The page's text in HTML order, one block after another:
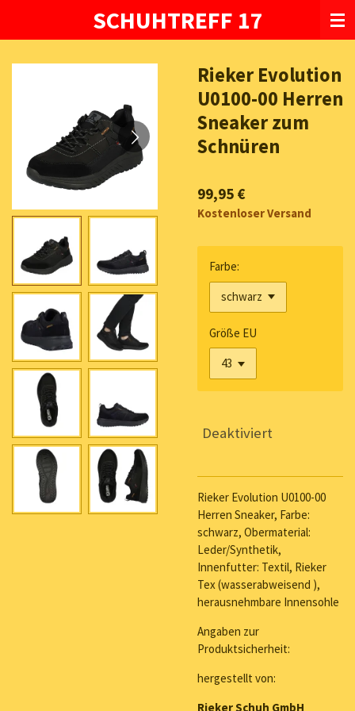
SCHUHTREFF 17
Rieker Evolution
U0100-00 Herren
Sneaker zum
Schnüren
99,95 €
Kostenloser Versand
Farbe:
Größe EU
Deaktiviert
Rieker Evolution U0100-00
Herren Sneaker, Farbe:
schwarz, Obermaterial:
Leder/Synthetik,
Innenfutter: Textil, Rieker
Tex (wasserabweisend ),
herausnehmbare Innensohle
Angaben zur
Produktsicherheit:
hergestellt von:
Rieker Schuh GmbH